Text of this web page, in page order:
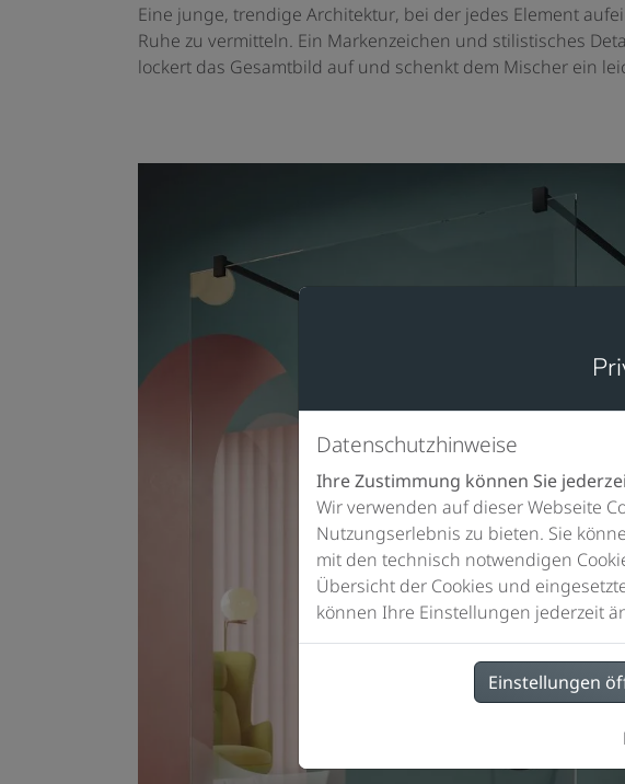
Eine junge, trendige Architektur, bei der jedes Element
Ruhe zu vermitteln. Ein Markenzeichen und stilistisches
lockert das Gesamtbild auf und schenkt dem Mischer ein
Datenschutzhinweise
Ihre Zustimmung können Sie
Wir verwenden auf dieser Webseite
Nutzungserlebnis zu bieten. Sie
mit den technisch notwendigen
Übersicht der Cookies und
können Ihre Einstellungen jederzeit
Einstellungen